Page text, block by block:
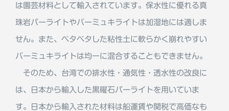
は園芸材料として輸入されています。保水性に優れる真
珠岩パーライトやバーミュキライトは加湿地には適しま
せん。また、ベタベタした粘性土に軟らかく崩れやすい
バーミュキライトは均一に混合することもできません。
そのため、台湾での排水性・通気性・透水性の改良に
は、日本から輸入した黒曜石パーライトを用いていま
す。日本から輸入された材料は船運賃や関税で高価なも